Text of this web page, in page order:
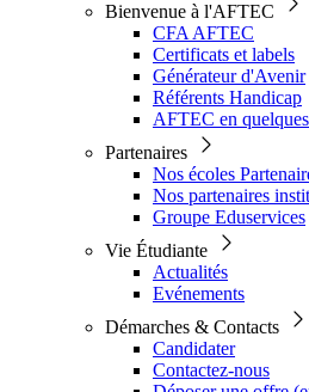
Bienvenue à l'AFTEC
CFA AFTEC
Certificats et labels
Générateur d'Avenir
Référents Handicap
AFTEC en
Partenaires
Nos écoles
Nos partenaires
Groupe Eduservices
Vie Étudiante
Actualités
Evénements
Démarches & Contacts
Candidater
Contactez-nous